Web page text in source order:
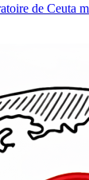
de Ceuta